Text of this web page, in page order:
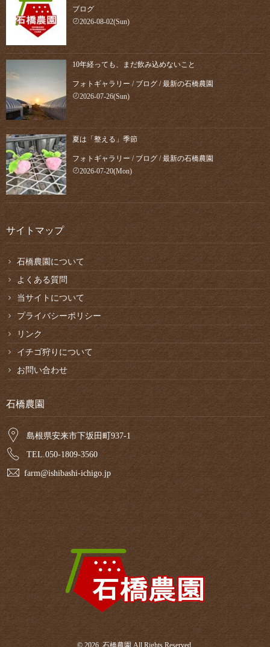
ブログ
2026-08-02(Sun)
10年経っても、まだ飲み込めないこと
フォトギャラリー / ブログ /最新の石橋農園
2026-07-26(Sun)
夏は「整える」季節
フォトギャラリー / ブログ /最新の石橋農園
2026-07-20(Mon)
サイトマップ
石橋農園について
よくある質問
当サイトについて
プライバシーポリシー
リンク
イチゴ狩りについて
お問い合わせ
石橋農園
島根県安来市下坂田町937-1
TEL.050-1809-3560
farm@ishibashi-ichigo.jp
© 2026. 石橋農園 All Rights Reserved.